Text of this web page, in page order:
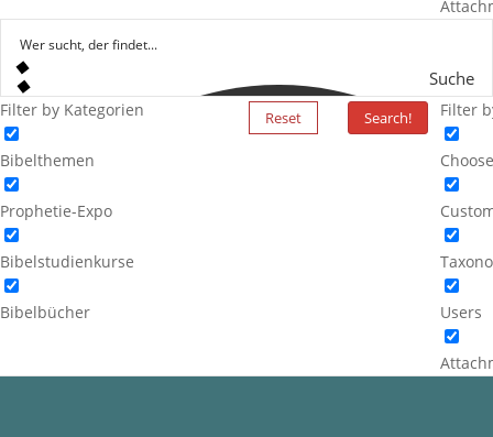
Suche
Filter by Kategorien
Bibelthemen
Prophetie-Expo
Bibelstudienkurse
Bibelbücher
Reset Search! Filter
Users